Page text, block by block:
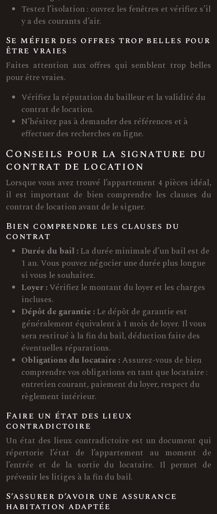
Testez l’isolation : ouvrez les fenêtres et vérifiez s’il
y a des courants d’air.
Se méfier des offres trop belles pour
être vraies
Faites attention aux offres qui semblent trop belles
pour être vraies.
Vérifiez la réputation du bailleur et la validité du
contrat de location.
N’hésitez pas à demander des références et à
effectuer des recherches en ligne.
Conseils pour la signature du
contrat de location
Lorsque vous avez trouvé l’appartement 4 pièces idéal,
il est important de bien comprendre les clauses du
contrat de location avant de le signer.
Bien comprendre les clauses du
contrat
Durée du bail :La durée minimale d’un bail est de
1 an. Vous pouvez négocier une durée plus longue
si vous le souhaitez.
Loyer :Vérifiez le montant du loyer et les charges
incluses.
Dépôt de garantie :Le dépôt de garantie est
généralement équivalent à 1 mois de loyer. Il vous
sera restitué à la fin du bail, déduction faite des
éventuelles réparations.
Obligations du locataire :Assurez-vous de bien
comprendre vos obligations en tant que locataire :
entretien courant, paiement du loyer, respect du
règlement intérieur.
Faire un état des lieux
contradictoire
Un état des lieux contradictoire est un document qui
répertorie l’état de l’appartement au moment de
l’entrée et de la sortie du locataire. Il permet de
prévenir les litiges à la fin du bail.
S’assurer d’avoir une assurance
habitation adaptée